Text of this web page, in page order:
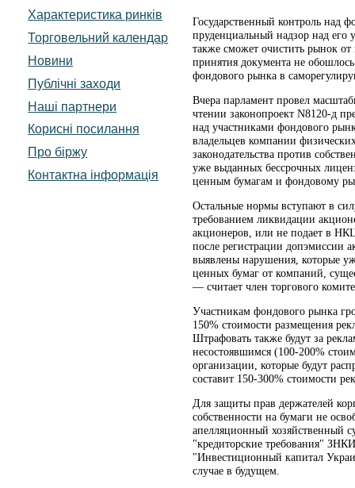
Характеристика pинків
Торговельний календар
Новини
Публічні заходи
Наші партнери
Корисні посилання
Про біржу
Контактна інформація
Государственный контроль над
пруденциальный надзор над
также сможет очистить рынок
принятия документа не
фондового рынка в
Вчера парламент провел
чтении законопроект N8120-д
над участниками фондового
владельцев компании
законодательства против
уже выданных бессрочных
ценным бумагам и фондовому
Остальные нормы вступают в
требованием ликвидации
акционеров, или не подает в
после регистрации допэмиссии
выявлены нарушения, которые
ценных бумаг от компаний,
— считает член торгового
Участникам фондового рынка
150% стоимости размещения
Штрафовать также будут за
несостоявшимся (100-200%
организации, которые будут
составит 150-300% стоимости
Для защиты прав держателей
собственности на бумаги не
апелляционный хозяйственный
"кредиторские требования"
"Инвестиционный капитал
случае в будущем.